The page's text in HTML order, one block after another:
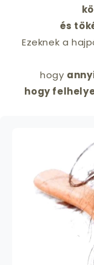
és
Ezeknek a
hogy
hogy